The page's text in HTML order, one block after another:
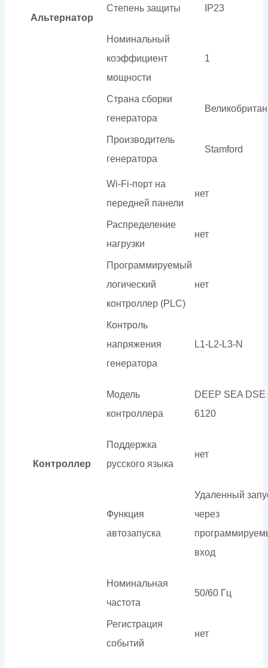
Альтернатор
Степень защиты IP23
Номинальный
коэффициент
мощности
1
Страна сборки
генератора
Производитель
генератора
Stamford
Контроллер
Wi-Fi-порт на
передней панели
нет
Распределение
нагрузки
нет
Программируемый
логический
контроллер (PLC)
нет
Контроль
напряжения
генератора
L1-L2-L3-N
Модель
контроллера
DEEP SEA DSE
6120
Поддержка
русского языка
нет
Функция
автозапуска
Удаленный
через
вход
Номинальная
частота
50/60 Гц
Регистрация
событий
нет